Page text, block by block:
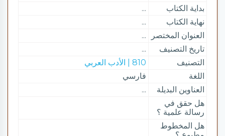
بداية الكتاب
...
نهاية الكتاب
...
العنوان المختصر
...
تاريخ التصنيف
...
التصنيف
810 | الأدب العربي
اللغة
فارسي
العناوين البديلة
...
هل حقق في
رسالة علمية ؟
هل المخطوط